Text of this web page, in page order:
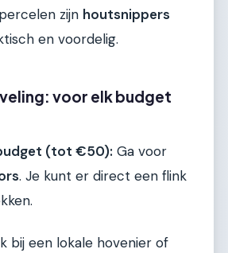
zijn houtsnippers
en voordelig.
voor elk budget
(tot €50): Ga voor
. Je kunt er direct een flink
bij een lokale hovenier of